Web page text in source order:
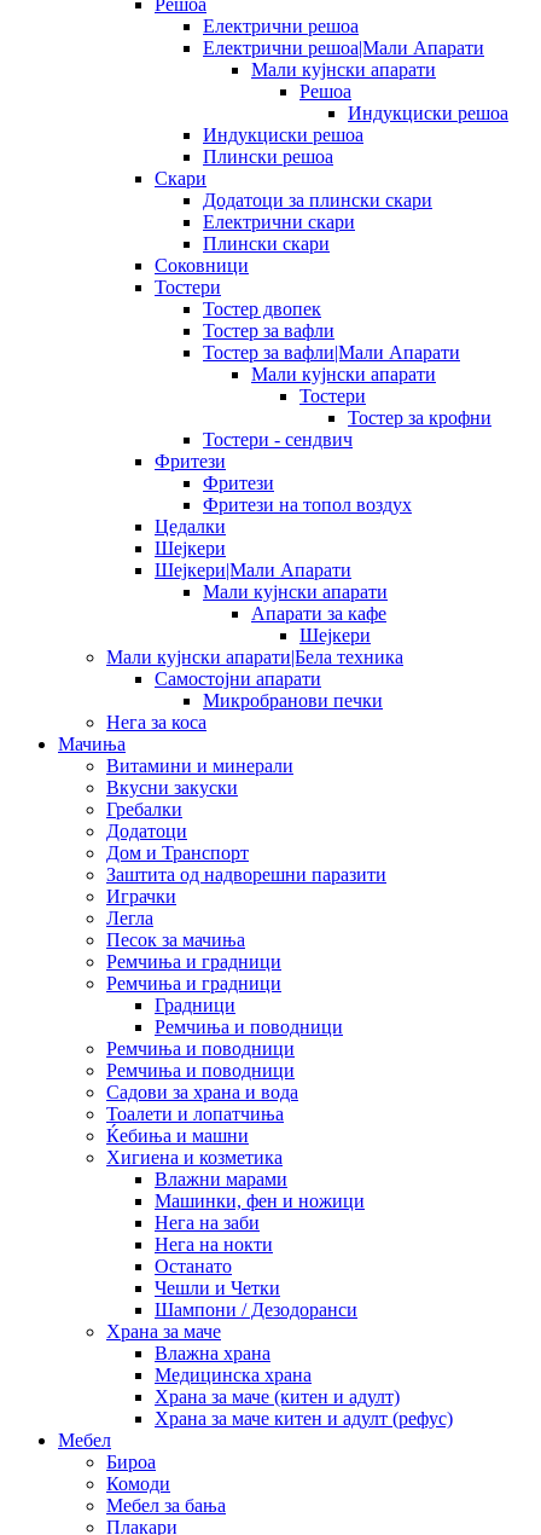
Електрични решоа
Електрични решоа|Мали Апарати
Мали кујнски апарати
Решоа
Индукциски решоа
Индукциски решоа
Плински решоа
Скари
Додатоци за плински скари
Електрични скари
Плински скари
Соковници
Тостери
Тостер двопек
Тостер за вафли
Тостер за вафли|Мали Апарати
Мали кујнски апарати
Тостери
Тостер за крофни
Тостери - сендвич
Фритези
Фритези
Фритези на топол воздух
Цедалки
Шејкери
Шејкери|Мали Апарати
Мали кујнски апарати
Апарати за кафе
Шејкери
Мали кујнски апарати|Бела техника
Самостојни апарати
Микробранови печки
Нега за коса
Мачиња
Витамини и минерали
Вкусни закуски
Гребалки
Додатоци
Дом и Транспорт
Заштита од надворешни паразити
Играчки
Легла
Песок за мачиња
Ремчиња и градници
Ремчиња и градници
Градници
Ремчиња и поводници
Ремчиња и поводници
Ремчиња и поводници
Садови за храна и вода
Тоалети и лопатчиња
Ќебиња и машни
Хигиена и козметика
Влажни марами
Машинки, фен и ножици
Нега на заби
Нега на нокти
Останато
Чешли и Четки
Шампони / Дезодоранси
Храна за маче
Влажна храна
Медицинска храна
Храна за маче (китен и адулт)
Храна за маче китен и адулт (рефус)
Мебел
Бироа
Комоди
Мебел за бања
Плакари